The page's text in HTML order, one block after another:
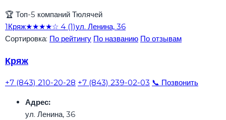
🏆 Топ-5 компаний Тюлячей
1Кряж★★★★☆ 4 (1)ул. Ленина, 36
Сортировка: По рейтингу По названию По отзывам
Кряж
+7 (843) 210-20-28 +7 (843) 239-02-03 📞 Позвонить
Адрес:
ул. Ленина, 36